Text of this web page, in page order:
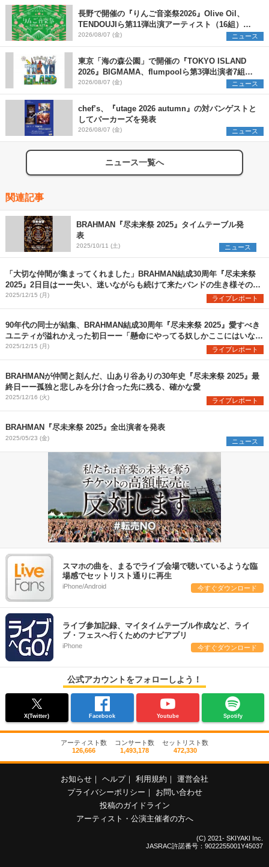
長野で開催の『りんご音楽祭2026』Olive Oil、
TENDOUJIら第11弾出演アーティスト（16組）を
発表
2026/08/07 (金) ニュース
東京「海の森公園」で開催の『TOKYO ISLAND
2026』BIGMAMA、flumpoolら第3弾出演者7組を
発表 ワークショップ・アート出展者を募集
2026/08/07 (金) ニュース
chef’s、『utage 2026 autumn』の対バンゲストと
してパーカーズを発表
2026/08/07 (金) ニュース
ニュース一覧へ
関連記事
BRAHMAN『尽未来祭 2025』タイムテーブル発
表
2025/10/11 (土) ニュース
「大切な仲間が集まってくれました」BRAHMAN結成30周年『尽未来祭
2025』2日目はーー失い、迷いながらも続けて来たバンドの生き様そのも
のだった
2025/12/15 (月) ライブレポート
90年代の同士が結集、BRAHMAN結成30周年『尽未来祭 2025』愛すべき
ユニティが溢れかえった初日ーー「懸命にやってる奴しかここにはいな
い」
2025/12/15 (月) ライブレポート
BRAHMANが仲間と刻んだ、山あり谷ありの30年史『尽未来祭 2025』最
終日ーー孤独と悲しみを分け合った先に残る、確かな愛
2025/12/16 (火) ライブレポート
BRAHMAN『尽未来祭 2025』全出演者を発表
2025/05/23 (金) ニュース
スマホの曲を、まるでライブ会場で聴いているような臨
場感でセットリスト通りに再生
iPhone/Android 今すぐダウンロード
ライブ参加記録、マイタイムテーブル作成など、ライ
ブ・フェスへ行くためのナビアプリ
iPhone 今すぐダウンロード
公式アカウントをフォローしよう！
X(Twitter) Facebook Youtube Spotify
アーティスト数
126,666
コンサート数
1,493,178
セットリスト数
472,330
お知らせ ｜ ヘルプ｜ 利用規約 ｜ 運営会社
プライバシーポリシー ｜
お問い合わせ
投稿のガイドライン
アーティスト・公演主催者の方へ
(C) 2021- SKIYAKI Inc.
JASRAC許諾番号：9022255001Y45037